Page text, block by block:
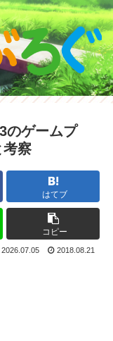
のゲームプ
考察
はてブ
コピー
2026.07.05 2018.08.21